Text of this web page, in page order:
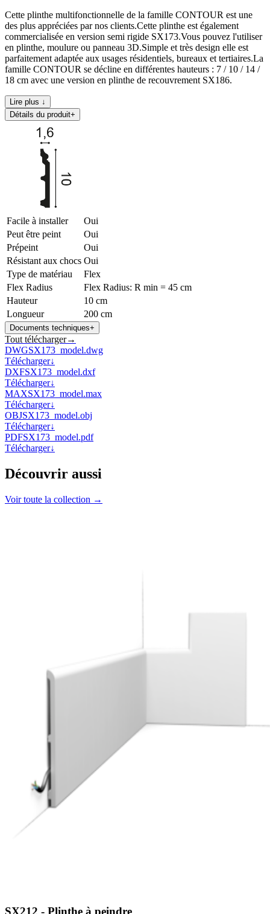
Cette plinthe multifonctionnelle de la famille CONTOUR est une
des plus appréciées par nos clients.Cette plinthe est également
commercialisée en version semi rigide SX173.Vous pouvez l'utiliser
en plinthe, moulure ou panneau 3D.Simple et très design elle est
parfaitement adaptée aux usages résidentiels, bureaux et tertiaires.La
famille CONTOUR se décline en différentes hauteurs : 7 / 10 / 14 /
18 cm avec une version en plinthe de recouvrement SX186.
Lire plus ↓
Détails du produit+
Facile à installer
Oui
Peut être peint
Oui
Prépeint
Oui
Résistant aux chocs Oui
Type de matériau
Flex
Flex Radius
Flex Radius: R min = 45 cm
Hauteur
10 cm
Longueur
200 cm
Documents techniques+
Tout télécharger→
DWGSX173_model.dwg
Télécharger↓
DXFSX173_model.dxf
Télécharger↓
MAXSX173_model.max
Télécharger↓
OBJSX173_model.obj
Télécharger↓
PDFSX173_model.pdf
Télécharger↓
Découvrir aussi
Voir toute la collection →